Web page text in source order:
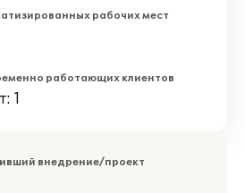
рабочих мест
работающих клиентов
1
внедрение/проект